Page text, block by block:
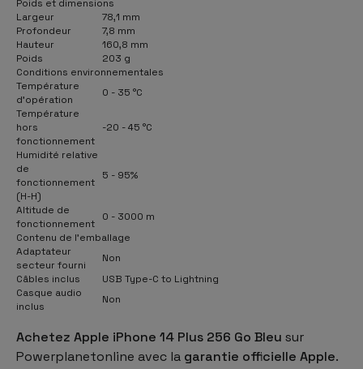
Poids et dimensions
Largeur
78,1 mm
Profondeur
7,8 mm
Hauteur
160,8 mm
Poids
203 g
Conditions environnementales
Température
d'opération
0 - 35 °C
Température
hors
fonctionnement
-20 - 45 °C
Humidité relative
de
fonctionnement
(H-H)
5 - 95%
Altitude de
fonctionnement
0 - 3000 m
Contenu de l'emballage
Adaptateur
secteur fourni
Non
Câbles inclus
USB Type-C to Lightning
Casque audio
inclus
Non
Achetez Apple iPhone 14 Plus 256 Go Bleu sur
Powerplanetonline avec la garantie officielle Apple.